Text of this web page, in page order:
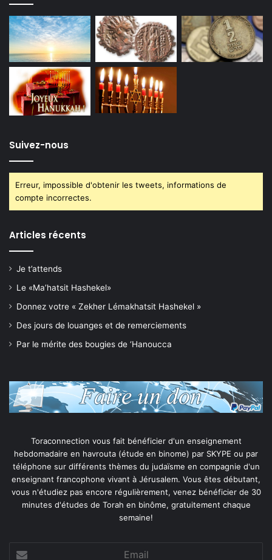
Suivez-nous
Erreur, impossible d'obtenir les tweets, informations de
compte incorrectes.
Articles récents
Je t’attends
Le «Ma’hatsit Hashekel»
Donnez votre « Zekher Lémakhatsit Hashekel »
Des jours de louanges et de remerciements
Par le mérite des bougies de ‘Hanoucca
Toraconnection vous fait bénéficier d'un enseignement
hebdomadaire en havrouta (étude en binome) par SKYPE ou par
téléphone sur différents thèmes du judaïsme en compagnie d'un
enseignant francophone vivant à Jérusalem. Vous êtes débutant,
vous n'étudiez pas encore régulièrement, venez bénéficier de 30
minutes d'études de Torah en binôme, gratuitement chaque
semaine!